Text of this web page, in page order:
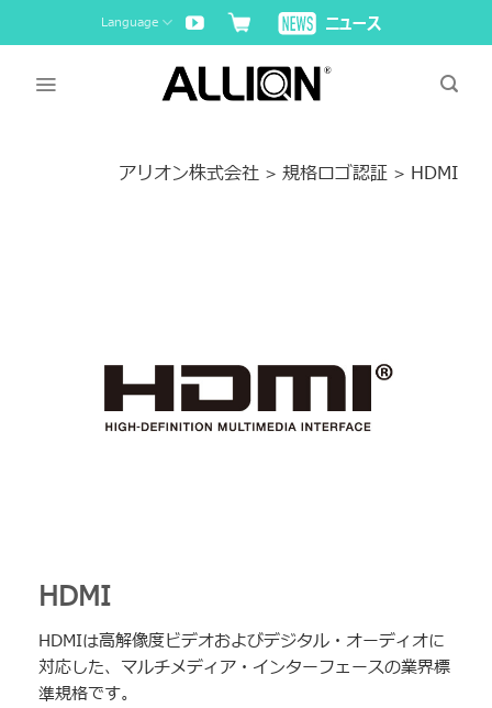
to
Language
アリオン株式会社> 規格ロゴ認証> HDMI
HDMI
HDMIは高解像度ビデオおよびデジタル・オーディオに
対応した、マルチメディア・インターフェースの業界標
準規格です。